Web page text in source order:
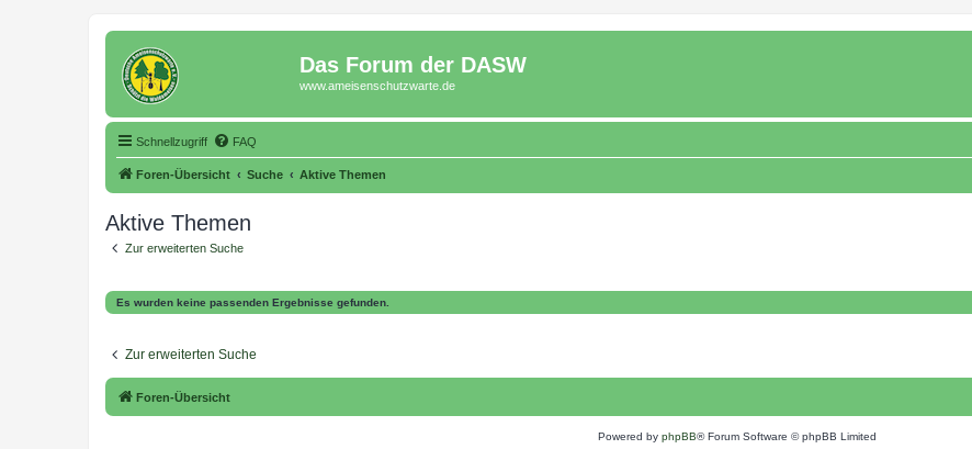
Das Forum der DASW
www.ameisenschutzwarte.de
Schnellzugriff FAQ
Foren-Übersicht Suche Aktive Themen
Aktive Themen
Zur erweiterten Suche
Es wurden keine passenden Ergebnisse gefunden.
Zur erweiterten Suche
Foren-Übersicht
Powered by phpBB® Forum Software © phpBB Limited